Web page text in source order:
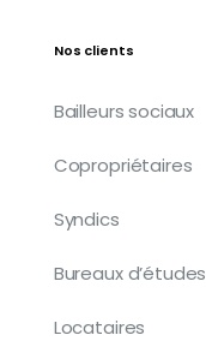
Nos clients
Bailleurs sociaux
Copropriétaires
Syndics
Bureaux d’études
Locataires